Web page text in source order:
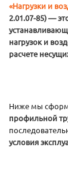
«Нагрузки и
2.01.07-85) —
нагрузок и
расчете
Ниже мы
профильной
условия